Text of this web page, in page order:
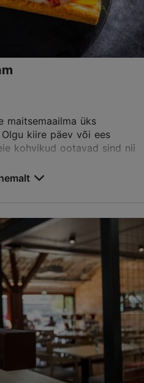
maitsemaailma üks
kiire päev või ees
kohvikud ootavad sind nii